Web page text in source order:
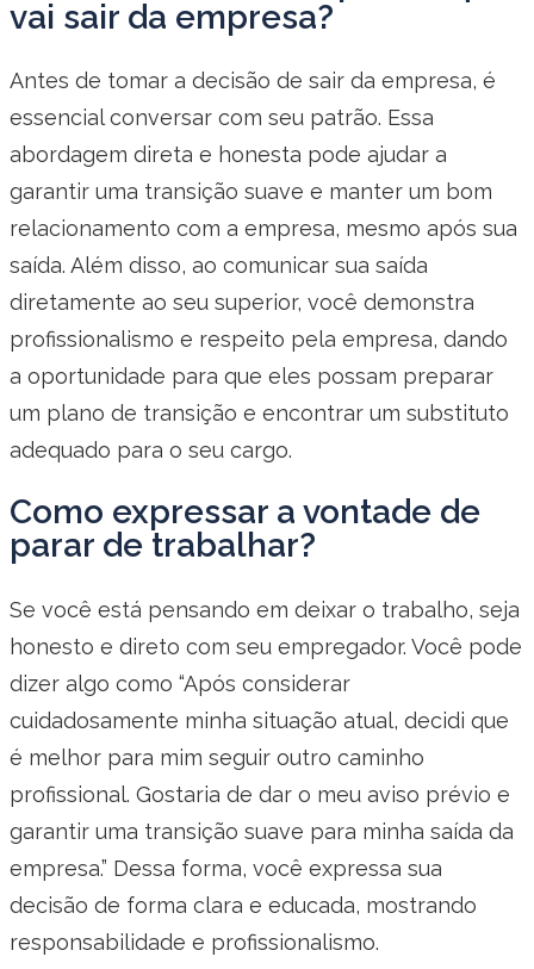
vai sair da empresa?
Antes de tomar a decisão de sair da empresa, é
essencial conversar com seu patrão. Essa
abordagem direta e honesta pode ajudar a
garantir uma transição suave e manter um bom
relacionamento com a empresa, mesmo após sua
saída. Além disso, ao comunicar sua saída
diretamente ao seu superior, você demonstra
profissionalismo e respeito pela empresa, dando
a oportunidade para que eles possam preparar
um plano de transição e encontrar um substituto
adequado para o seu cargo.
Como expressar a vontade de
parar de trabalhar?
Se você está pensando em deixar o trabalho, seja
honesto e direto com seu empregador. Você pode
dizer algo como “Após considerar
cuidadosamente minha situação atual, decidi que
é melhor para mim seguir outro caminho
profissional. Gostaria de dar o meu aviso prévio e
garantir uma transição suave para minha saída da
empresa.” Dessa forma, você expressa sua
decisão de forma clara e educada, mostrando
responsabilidade e profissionalismo.